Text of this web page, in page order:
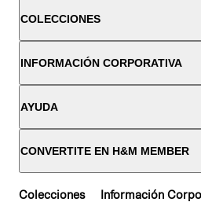
COLECCIONES
INFORMACIÓN CORPORATIVA
AYUDA
CONVERTITE EN H&M MEMBER
Colecciones Información